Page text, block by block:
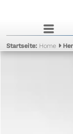
j
Startseite: Home